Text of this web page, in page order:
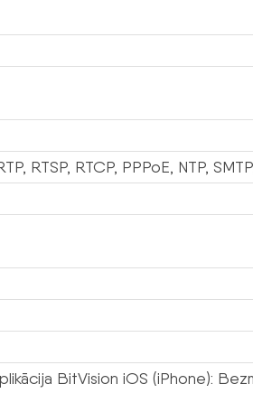
RTSP, RTCP, PPPoE, NTP,
BitVision iOS (iPhone):